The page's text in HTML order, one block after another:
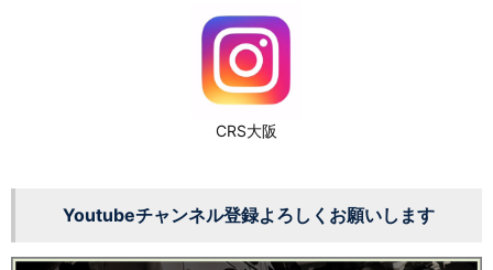
CRS大阪
Youtubeチャンネル登録よろしくお願いします